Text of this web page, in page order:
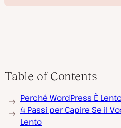
o
d
u
Table of Contents
Perché WordPress È
4 Passi per Capire Se il
Lento